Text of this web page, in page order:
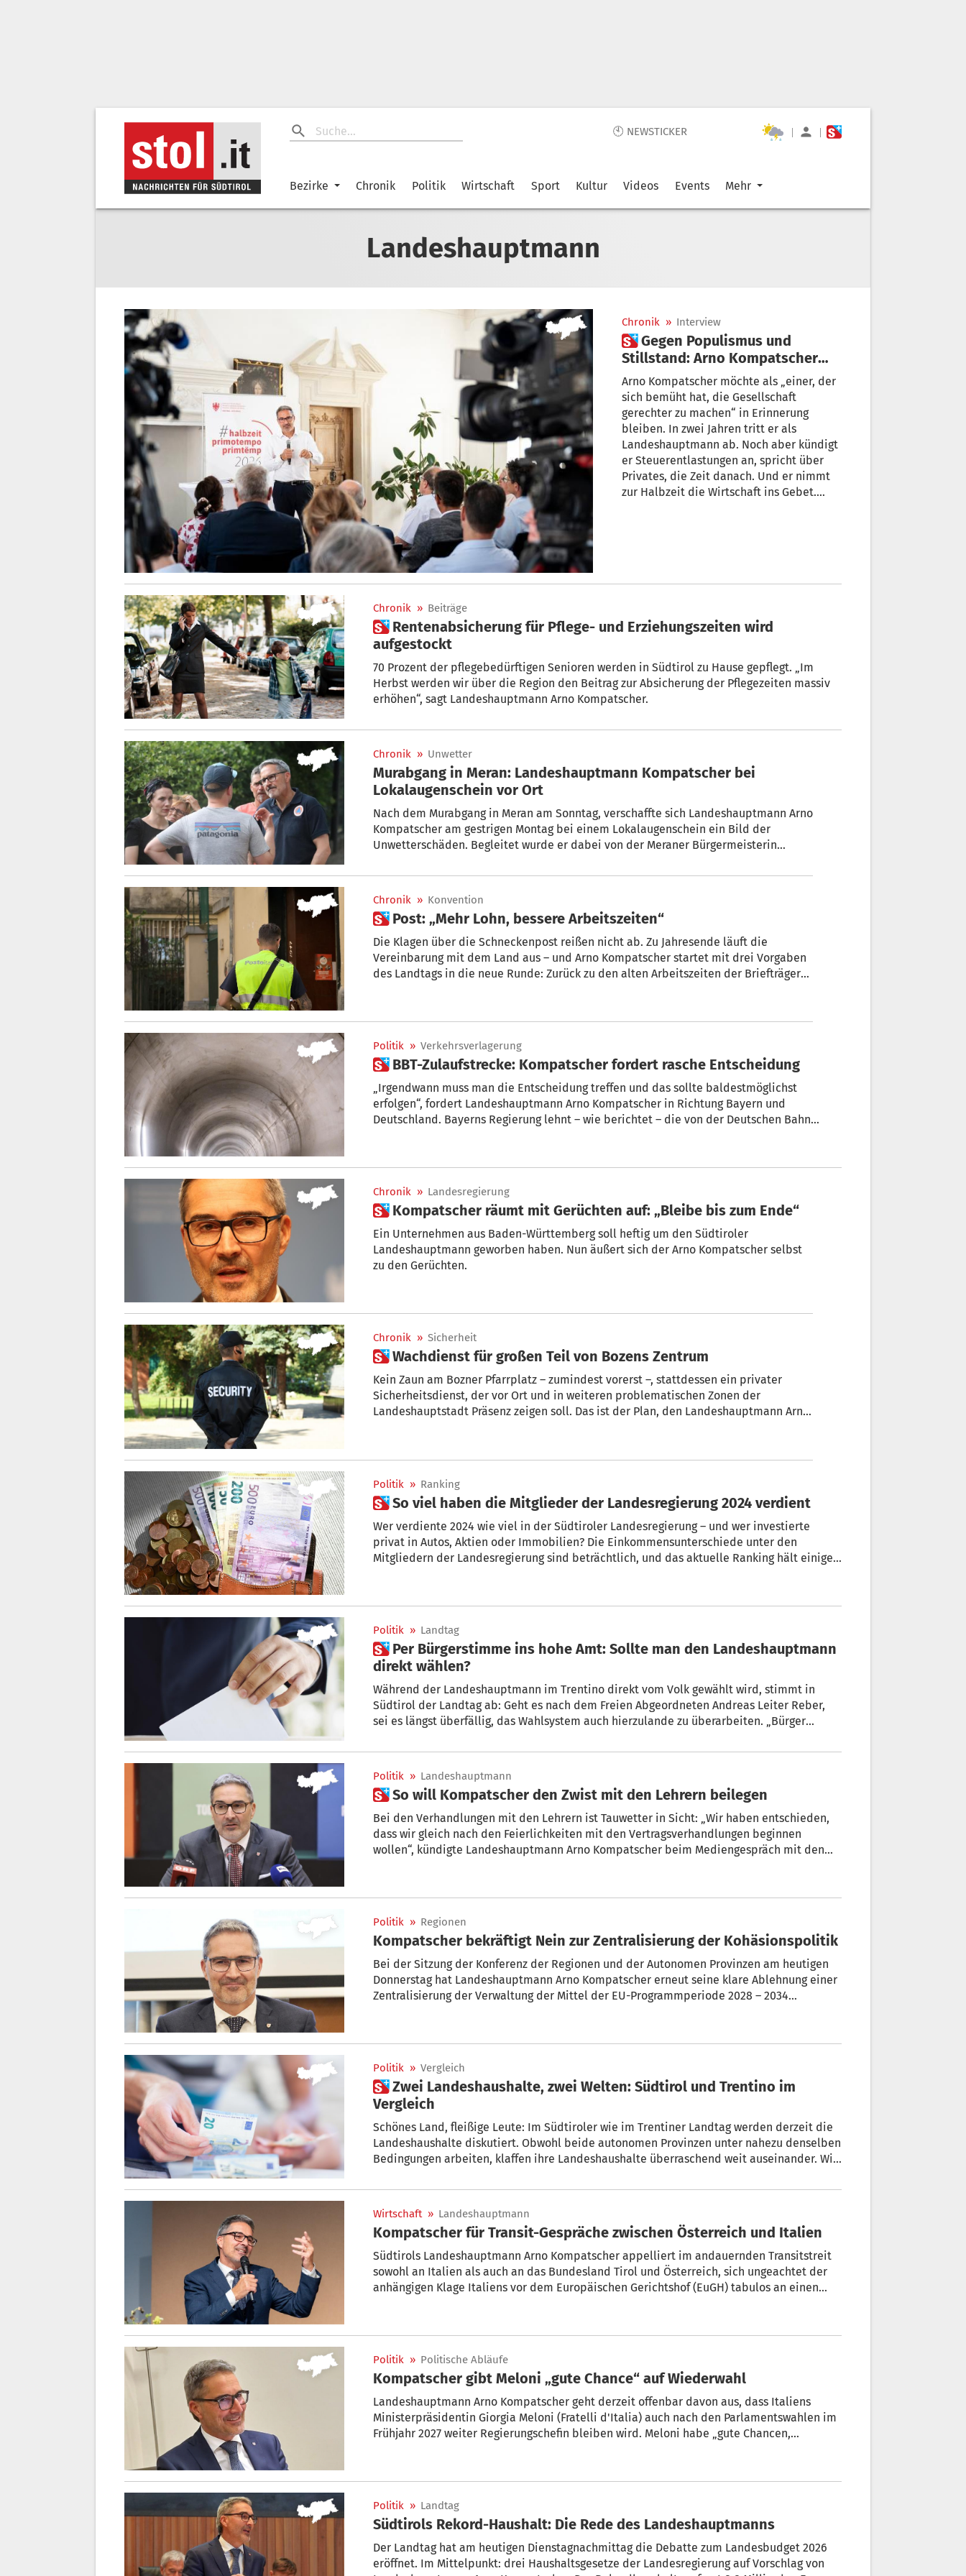
🕙 NEWSTICKER | |
Bezirke Chronik Politik Wirtschaft Sport Kultur Videos Events Mehr
Landeshauptmann
Chronik » Interview
 Gegen Populismus und
Stillstand: Arno Kompatscher
zieht Bilanz
Arno Kompatscher möchte als „einer, der
sich bemüht hat, die Gesellschaft
gerechter zu machen“ in Erinnerung
bleiben. In zwei Jahren tritt er als
Landeshauptmann ab. Noch aber kündigt
er Steuerentlastungen an, spricht über
Privates, die Zeit danach. Und er nimmt
zur Halbzeit die Wirtschaft ins Gebet.
Chronik » Beiträge
 Rentenabsicherung für Pflege- und Erziehungszeiten wird
aufgestockt
70 Prozent der pflegebedürftigen Senioren werden in Südtirol zu Hause gepflegt. „Im
Herbst werden wir über die Region den Beitrag zur Absicherung der Pflegezeiten massiv
erhöhen“, sagt Landeshauptmann Arno Kompatscher.
Chronik » Unwetter
Murabgang in Meran: Landeshauptmann Kompatscher bei
Lokalaugenschein vor Ort
Nach dem Murabgang in Meran am Sonntag, verschaffte sich Landeshauptmann Arno
Kompatscher am gestrigen Montag bei einem Lokalaugenschein ein Bild der
Unwetterschäden. Begleitet wurde er dabei von der Meraner Bürgermeisterin
Chronik » Konvention
 Post: „Mehr Lohn, bessere Arbeitszeiten“
Die Klagen über die Schneckenpost reißen nicht ab. Zu Jahresende läuft die
Vereinbarung mit dem Land aus – und Arno Kompatscher startet mit drei Vorgaben
des Landtags in die neue Runde: Zurück zu den alten Arbeitszeiten der Briefträger
Politik » Verkehrsverlagerung
 BBT-Zulaufstrecke: Kompatscher fordert rasche Entscheidung
„Irgendwann muss man die Entscheidung treffen und das sollte baldestmöglichst
erfolgen“, fordert Landeshauptmann Arno Kompatscher in Richtung Bayern und
Deutschland. Bayerns Regierung lehnt – wie berichtet – die von der Deutschen Bahn
Chronik » Landesregierung
 Kompatscher räumt mit Gerüchten auf: „Bleibe bis zum Ende“
Ein Unternehmen aus Baden-Württemberg soll heftig um den Südtiroler
Landeshauptmann geworben haben. Nun äußert sich der Arno Kompatscher selbst
zu den Gerüchten.
Chronik » Sicherheit
 Wachdienst für großen Teil von Bozens Zentrum
Kein Zaun am Bozner Pfarrplatz – zumindest vorerst –, stattdessen ein privater
Sicherheitsdienst, der vor Ort und in weiteren problematischen Zonen der
Landeshauptstadt Präsenz zeigen soll. Das ist der Plan, den Landeshauptmann Arno
Politik » Ranking
 So viel haben die Mitglieder der Landesregierung 2024 verdient
Wer verdiente 2024 wie viel in der Südtiroler Landesregierung – und wer investierte
privat in Autos, Aktien oder Immobilien? Die Einkommensunterschiede unter den
Mitgliedern der Landesregierung sind beträchtlich, und das aktuelle Ranking hält einige
Politik » Landtag
 Per Bürgerstimme ins hohe Amt: Sollte man den Landeshauptmann
direkt wählen?
Während der Landeshauptmann im Trentino direkt vom Volk gewählt wird, stimmt in
Südtirol der Landtag ab: Geht es nach dem Freien Abgeordneten Andreas Leiter Reber,
sei es längst überfällig, das Wahlsystem auch hierzulande zu überarbeiten. „Bürger
Mitsprache und einer höheren Wahlbeteiligung“, so Leiter Reber.
Politik » Landeshauptmann
 So will Kompatscher den Zwist mit den Lehrern beilegen
Bei den Verhandlungen mit den Lehrern ist Tauwetter in Sicht: „Wir haben entschieden,
dass wir gleich nach den Feierlichkeiten mit den Vertragsverhandlungen beginnen
wollen“, kündigte Landeshauptmann Arno Kompatscher beim Mediengespräch mit den
Politik » Regionen
Kompatscher bekräftigt Nein zur Zentralisierung der Kohäsionspolitik
Bei der Sitzung der Konferenz der Regionen und der Autonomen Provinzen am heutigen
Donnerstag hat Landeshauptmann Arno Kompatscher erneut seine klare Ablehnung einer
Zentralisierung der Verwaltung der Mittel der EU-Programmperiode 2028 – 2034
und EU-Kommissar für Kohäsionspolitik, Raffaele Fitto, teil.
Politik » Vergleich
 Zwei Landeshaushalte, zwei Welten: Südtirol und Trentino im
Vergleich
Schönes Land, fleißige Leute: Im Südtiroler wie im Trentiner Landtag werden derzeit die
Landeshaushalte diskutiert. Obwohl beide autonomen Provinzen unter nahezu denselben
Bedingungen arbeiten, klaffen ihre Landeshaushalte überraschend weit auseinander. Wir
Unterschiede festgestellt.
Wirtschaft » Landeshauptmann
Kompatscher für Transit-Gespräche zwischen Österreich und Italien
Südtirols Landeshauptmann Arno Kompatscher appelliert im andauernden Transitstreit
sowohl an Italien als auch an das Bundesland Tirol und Österreich, sich ungeachtet der
anhängigen Klage Italiens vor dem Europäischen Gerichtshof (EuGH) tabulos an einen
sagen“, meinte Kompatscher im APA-Interview.
Politik » Politische Abläufe
Kompatscher gibt Meloni „gute Chance“ auf Wiederwahl
Landeshauptmann Arno Kompatscher geht derzeit offenbar davon aus, dass Italiens
Ministerpräsidentin Giorgia Meloni (Fratelli d'Italia) auch nach den Parlamentswahlen im
Frühjahr 2027 weiter Regierungschefin bleiben wird. Meloni habe „gute Chancen,
Politik » Landtag
Südtirols Rekord-Haushalt: Die Rede des Landeshauptmanns
Der Landtag hat am heutigen Dienstagnachmittag die Debatte zum Landesbudget 2026
eröffnet. Im Mittelpunkt: drei Haushaltsgesetze der Landesregierung auf Vorschlag von